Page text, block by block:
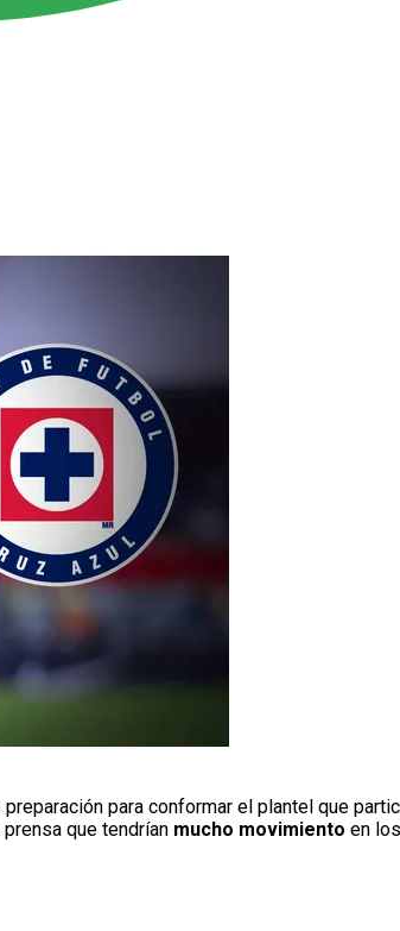
para conformar el plantel que
que tendrían mucho movimiento en